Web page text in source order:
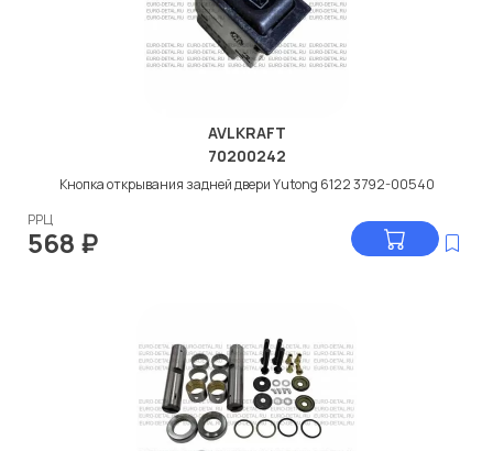
AVLKRAFT
70200242
Кнопка открывания задней двери Yutong 6122 3792-00540
РРЦ
568 ₽